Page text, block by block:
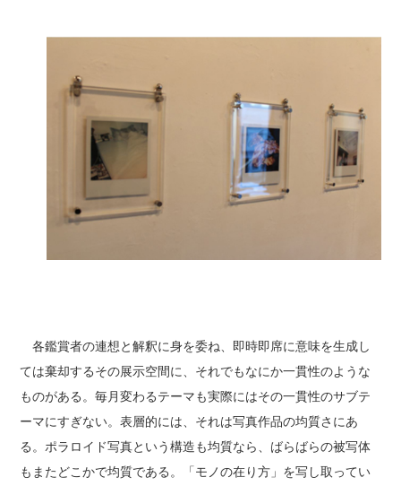
各鑑賞者の連想と解釈に身を委ね、即時即席に意味を生成し
ては棄却するその展示空間に、それでもなにか一貫性のような
ものがある。毎月変わるテーマも実際にはその一貫性のサブテ
ーマにすぎない。表層的には、それは写真作品の均質さにあ
る。ポラロイド写真という構造も均質なら、ばらばらの被写体
もまたどこかで均質である。「モノの在り方」を写し取ってい